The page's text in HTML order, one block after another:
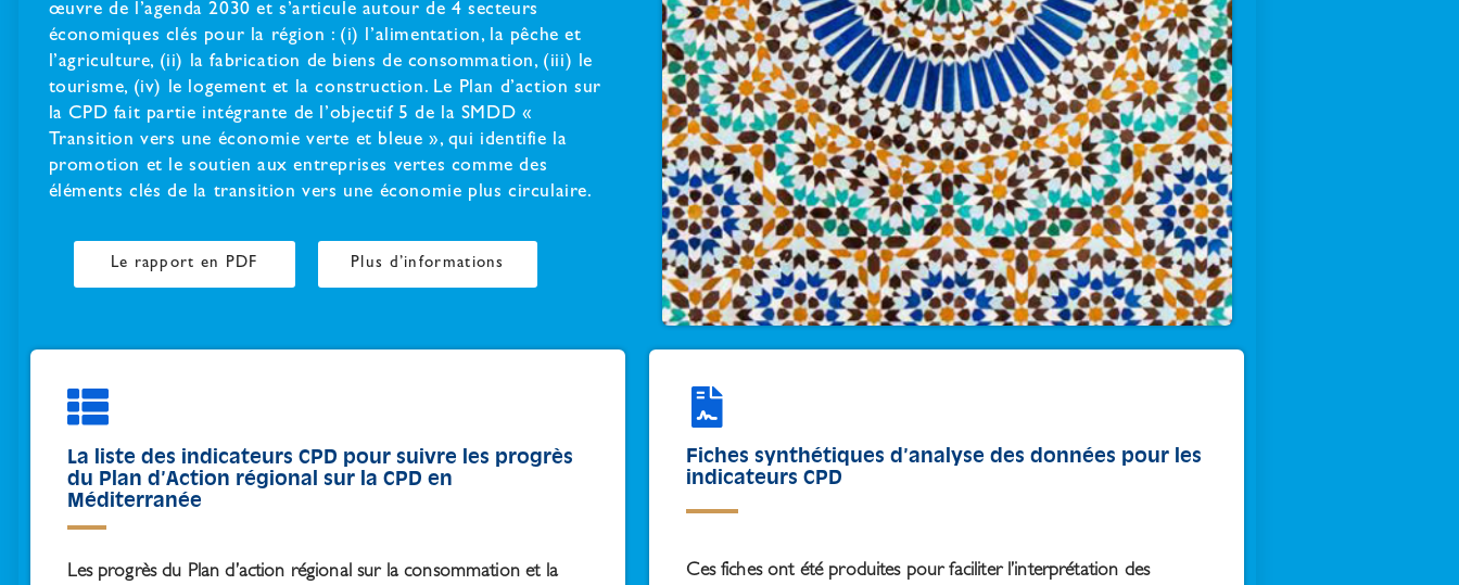
œuvre de l’agenda 2030 et s’articule autour de 4 secteurs
économiques clés pour la région : (i) l’alimentation, la pêche et
l’agriculture, (ii) la fabrication de biens de consommation, (iii) le
tourisme, (iv) le logement et la construction. Le Plan d’action sur
la CPD fait partie intégrante de l’objectif 5 de la SMDD «
Transition vers une économie verte et bleue », qui identifie la
promotion et le soutien aux entreprises vertes comme des
éléments clés de la transition vers une économie plus circulaire.
Le rapport en PDF Plus d’informations
La liste des indicateurs CPD pour suivre les progrès
du Plan d’Action régional sur la CPD en
Méditerranée
Les progrès du Plan d’action régional sur la consommation et la
Fiches synthétiques d’analyse des données pour les
indicateurs CPD
Ces fiches ont été produites pour faciliter l’interprétation des